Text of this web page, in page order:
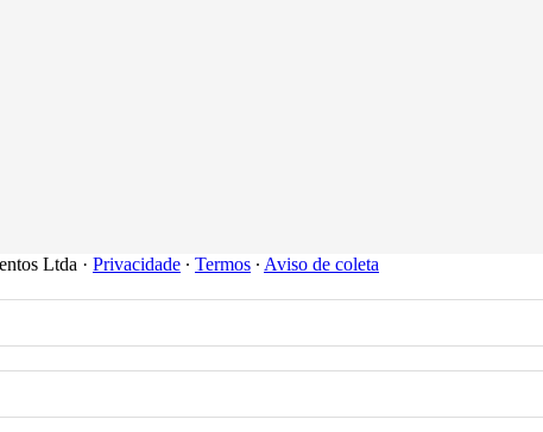
Ltda · Privacidade ∙ Termos ∙ Aviso de coleta